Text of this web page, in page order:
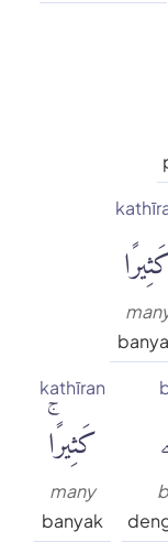
kathīran
كَثِيرًاۚ
many
banyak